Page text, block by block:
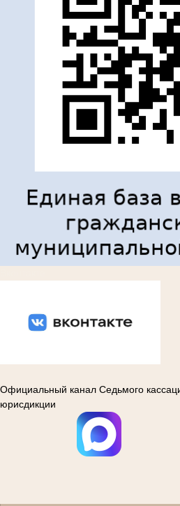
Официальный канал Седьмого
юрисдикции